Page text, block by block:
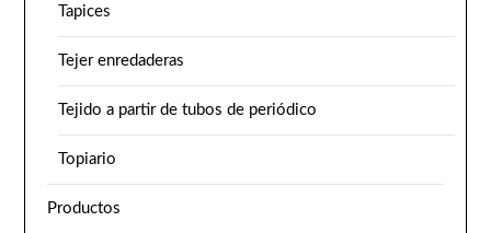
Tapices
Tejer enredaderas
Tejido a partir de tubos de periódico
Topiario
Productos